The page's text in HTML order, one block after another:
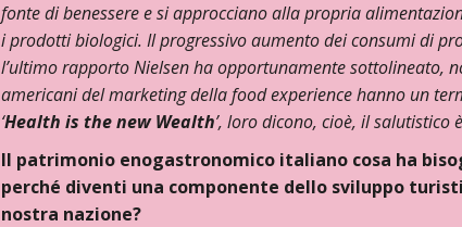
fonte di benessere e si approcciano alla propria
i prodotti biologici. Il progressivo aumento dei consumi di
l’ultimo rapporto Nielsen ha opportunamente sottolineato,
americani del marketing della food experience hanno un
‘Health is the new Wealth’, loro dicono, cioè, il salutistico
Il patrimonio enogastronomico italiano cosa ha
perché diventi una componente dello sviluppo
nostra nazione?